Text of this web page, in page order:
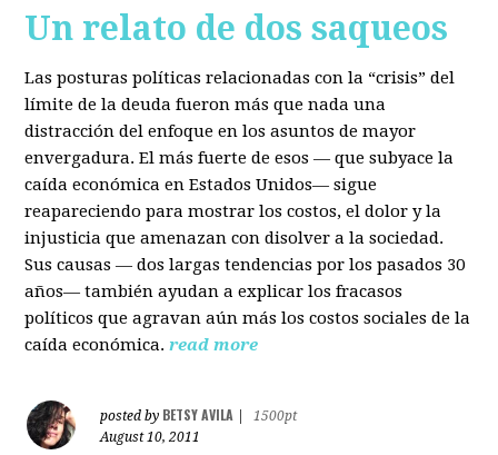
Un relato de dos saqueos
Las posturas políticas relacionadas con la “crisis” del
límite de la deuda fueron más que nada una
distracción del enfoque en los asuntos de mayor
envergadura. El más fuerte de esos — que subyace la
caída económica en Estados Unidos— sigue
reapareciendo para mostrar los costos, el dolor y la
injusticia que amenazan con disolver a la sociedad.
Sus causas — dos largas tendencias por los pasados 30
años— también ayudan a explicar los fracasos
políticos que agravan aún más los costos sociales de la
caída económica. read more
posted by BETSY AVILA
1500pt
August 10, 2011